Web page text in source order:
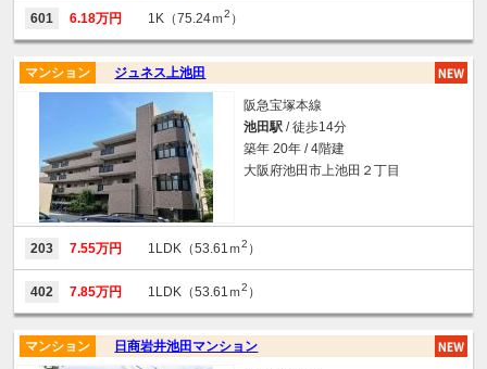
601 6.18万円 1K（75.24ｍ2 ）
ジュネス上池田
マンション
阪急宝塚本線
池田駅 / 徒歩14分
築年 20年 / 4階建
大阪府池田市上池田２丁目
203 7.55万円 1LDK（53.61ｍ2 ）
402 7.85万円 1LDK（53.61ｍ2 ）
日商岩井池田マンション
マンション